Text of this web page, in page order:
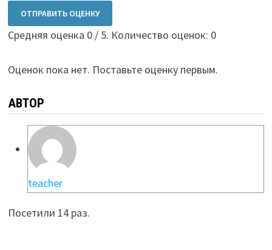
ОТПРАВИТЬ ОЦЕНКУ
Средняя оценка 0/ 5. Количество оценок: 0
Оценок пока нет. Поставьте оценку первым.
АВТОР
teacher
Посетили 14 раз.